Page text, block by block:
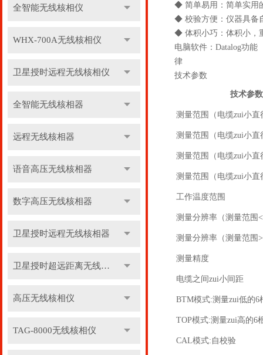
全智能无线核相仪
WHX-700A无线核相仪
卫星授时远程无线核相仪
全智能无线核相器
远程无线核相器
语音高压无线核相器
数字高压无线核相器
卫星授时远程无线核相器
卫星授时超远距离无线核相器
高压无线核相仪
TAG-8000无线核相仪
◆ 简单易用：简单实用
◆ 校验方便：仪器具备
◆ 体积小巧：体积小，
电脑软件：Datalog功
律
技术参数
技术参数
测量范围（电缆zui小直
测量范围（电缆zui小直
测量范围（电缆zui小直
测量范围（电缆zui小直
工作温度范围
测量分辨率（测量范围
测量分辨率（测量范围
测量精度
电缆之间zui小间距
BTM模式:测量zui低的6
TOP模式:测量zui高的6
CAL模式:自校验